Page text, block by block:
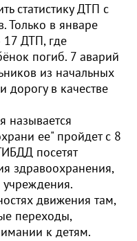
статистику ДТП с
Только в январе
17 ДТП, где
погиб. 7 аварий
из начальных
дорогу в качестве
ее" пройдет с 8
посетят
здравоохранения,
движения там,
переходы,
к детям.